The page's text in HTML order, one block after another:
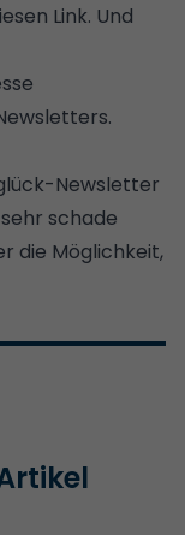
Link. Und
Newsletter
schade
die Möglichkeit,